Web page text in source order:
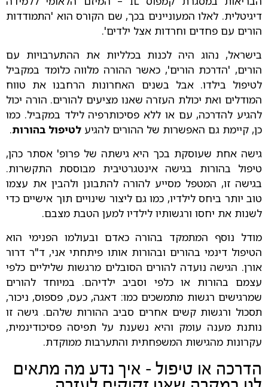
דיגיטלית. לאלו המעוניינים בכך, שם הקורס הוא 'התמודדות
הורים עם פחדים וחרדות אצל ילדים'.
בישראל, נהוג היה לכנות בכלליות את ההתערבויות עם
הורים, 'הדרכת הורים', כאשר ההורה מלווה כלומד במקביל
לטיפול בילדו. אבל בשנים האחרונות הרחבנו את טווח
המודלים ואת יכולת העזרה שאנו מציעים להורים. הורה יכול
להגיע להדרכה, עם או ללא פסיכותרפיה לילד במקביל. כמו
כן, קיימת גם האפשרות של ההורים להגיע לטיפול בהורות.
גישה אחת שעוסקת בכך היא גישתה של פרופ' אסתר כהן,
טיפול בהורות בגישה אינטגרטיבית מבוססת התקשרות.
בגישה זו, המטפל מסייע להורה להתבונן ולהבין את עצמו
טוב יותר ביחס לילדיו, כמו גם ליצור שינויים תוך אישיים כדי
לשנות את יחסו ורגשותיו לילדיו למען הטבת מצבם.
מודל נוסף המתמקד בהורה כאדם ובעולמו הפנימי הוא
הטיפול דינמי בהורים ובהורות אותו פיתחתי אני, ד"ר דרור
אורן. הגישה נועדה להורים הסובלים מרגשות שליליים כלפי
עצמם בהורות או כלפי וסביב ילדיהם. במיוחד להורים
שמרגישים רגשות מתמשכים כמו: דאגה, כעס, פספוס, ניכור,
תסכול ורגשות קשים אחרים סביב ההורות שלהם. גישה זו
נותנת מענה עומק והיא נשענת על תפיסה פסיכודינמית,
עקרונות מהגישות המשפחתית והתערבות ממוקדת.
הדרכה או טיפול – איך נדע מה מתאים